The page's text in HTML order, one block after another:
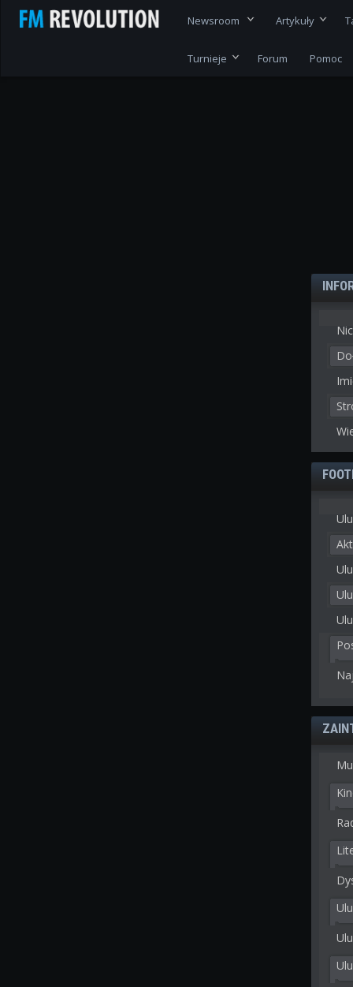
Newsroom Artykuły
Turnieje Forum Pomoc